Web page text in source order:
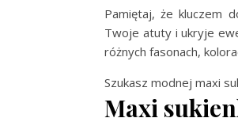
Pamiętaj, że kluczem
Twoje atuty i ukryje
różnych fasonach,
Szukasz modnej maxi
Maxi